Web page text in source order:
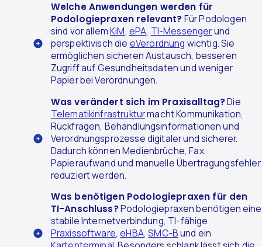
Welche Anwendungen werden für
Podologiepraxen relevant?Für Podologen
sind vor allemKiM, ePA, TI-Messengerund
perspektivisch die eVerordnung wichtig. Sie
ermöglichen sicheren Austausch, besseren
Zugriff auf Gesundheitsdaten und weniger
Papier bei Verordnungen.
Was verändert sich im Praxisalltag?Die
Telematikinfrastrukturmacht Kommunikation,
Rückfragen, Behandlungsinformationen und
Verordnungsprozesse digitaler und sicherer.
Dadurch können Medienbrüche, Fax,
Papieraufwand und manuelle Übertragungsfehler
reduziert werden.
Was benötigen Podologiepraxen für den
TI-Anschluss?Podologiepraxen benötigen eine
stabile Internetverbindung, TI-fähige
Praxissoftware,eHBA,SMC-Bund ein